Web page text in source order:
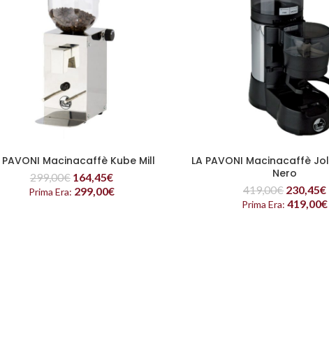
LEGGI TUTTO
PAVONI Macinacaffè Kube Mill
299,00€ 164,45€
Prima Era: 299,00€
LEGGI TUTTO
LA PAVONI Macinacaffè
Nero
419,00€ 230,45€
Prima Era:419,00€